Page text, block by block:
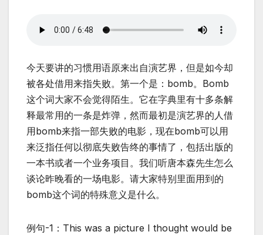
今天要讲的习惯用语原来出自演艺界，但是如今却
被各处借用来指失败。第一个是：bomb。Bomb
这个词大家不会觉得陌生。它在字典里有十多条解
释最常用的一条是炸弹，然而最初是演艺界的人借
用bomb来指一部失败的电影，现在bomb可以用
来泛指任何以彻底失败告终的事情了，包括出版的
一本书或者一个业务项目。我们听唐本森先生怎么
谈论昨晚看的一场电影。请大家特别里面用到的
bomb这个词的特殊意义是什么。
例句-1：This was a picture I thought would be